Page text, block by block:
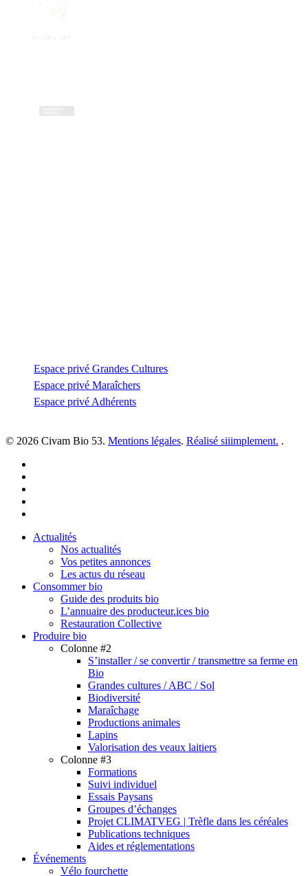
Espace privé Grandes Cultures
Espace privé Maraîchers
Espace privé Adhérents
© 2026 Civam Bio 53. Mentions légales. Réalisé siiimplement. .
Close
Actualités
Nos actualités
Vos petites annonces
Les actus du réseau
Consommer bio
Guide des produits bio
L’annuaire des producteur.ices bio
Restauration Collective
Produire bio
Colonne #2
S’installer / se convertir / transmettre sa ferme en
Bio
Grandes cultures / ABC / Sol
Biodiversité
Maraîchage
Productions animales
Lapins
Valorisation des veaux laitiers
Colonne #3
Formations
Suivi individuel
Essais Paysans
Groupes d’échanges
Projet CLIMATVEG | Trèfle dans les céréales
Publications techniques
Aides et réglementations
Événements
Vélo fourchette